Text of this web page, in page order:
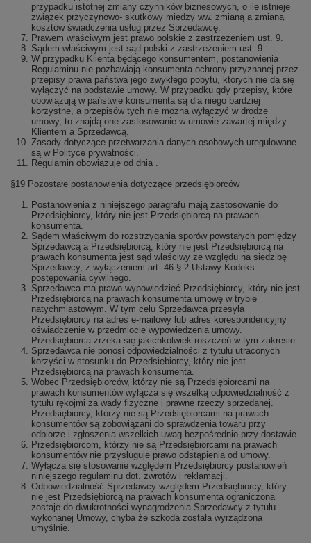
przypadku istotnej zmiany czynników biznesowych, o ile istnieje
związek przyczynowo- skutkowy między ww. zmianą a zmianą
kosztów świadczenia usług przez Sprzedawcę.
Prawem właściwym jest prawo polskie z zastrzeżeniem ust. 9.
Sądem właściwym jest sąd polski z zastrzeżeniem ust. 9.
W przypadku Klienta będącego konsumentem, postanowienia
Regulaminu nie pozbawiają konsumenta ochrony przyznanej przez
przepisy prawa państwa jego zwykłego pobytu, których nie da się
wyłączyć na podstawie umowy. W przypadku gdy przepisy, które
obowiązują w państwie konsumenta są dla niego bardziej
korzystne, a przepisów tych nie można wyłączyć w drodze
umowy, to znajdą one zastosowanie w umowie zawartej między
Klientem a Sprzedawcą.
Zasady dotyczące przetwarzania danych osobowych uregulowane
są w Polityce prywatności.
Regulamin obowiązuje od dnia .
§19 Pozostałe postanowienia dotyczące przedsiębiorców
Postanowienia z niniejszego paragrafu mają zastosowanie do
Przedsiębiorcy, który nie jest Przedsiębiorcą na prawach
konsumenta.
Sądem właściwym do rozstrzygania sporów powstałych pomiędzy
Sprzedawcą a Przedsiębiorcą, który nie jest Przedsiębiorcą na
prawach konsumenta jest sąd właściwy ze względu na siedzibę
Sprzedawcy, z wyłączeniem art. 46 § 2 Ustawy Kodeks
postępowania cywilnego.
Sprzedawca ma prawo wypowiedzieć Przedsiębiorcy, który nie jest
Przedsiębiorcą na prawach konsumenta umowę w trybie
natychmiastowym. W tym celu Sprzedawca przesyła
Przedsiębiorcy na adres e-mailowy lub adres korespondencyjny
oświadczenie w przedmiocie wypowiedzenia umowy.
Przedsiębiorca zrzeka się jakichkolwiek roszczeń w tym zakresie.
Sprzedawca nie ponosi odpowiedzialności z tytułu utraconych
korzyści w stosunku do Przedsiębiorcy, który nie jest
Przedsiębiorcą na prawach konsumenta.
Wobec Przedsiębiorców, którzy nie są Przedsiębiorcami na
prawach konsumentów wyłącza się wszelką odpowiedzialność z
tytułu rękojmi za wady fizyczne i prawne rzeczy sprzedanej.
Przedsiębiorcy, którzy nie są Przedsiębiorcami na prawach
konsumentów są zobowiązani do sprawdzenia towaru przy
odbiorze i zgłoszenia wszelkich uwag bezpośrednio przy dostawie.
Przedsiębiorcom, którzy nie są Przedsiębiorcami na prawach
konsumentów nie przysługuje prawo odstąpienia od umowy.
Wyłącza się stosowanie względem Przedsiębiorcy postanowień
niniejszego regulaminu dot. zwrotów i reklamacji.
Odpowiedzialność Sprzedawcy względem Przedsiębiorcy, który
nie jest Przedsiębiorcą na prawach konsumenta ograniczona
zostaje do dwukrotności wynagrodzenia Sprzedawcy z tytułu
wykonanej Umowy, chyba że szkoda została wyrządzona
umyślnie.